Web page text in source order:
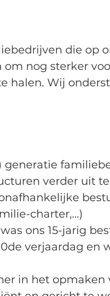
die op
nog sterker
halen. Wij
generatie
verder uit
charter,…)
ons 15-jarig
verjaardag en
in het opmaken